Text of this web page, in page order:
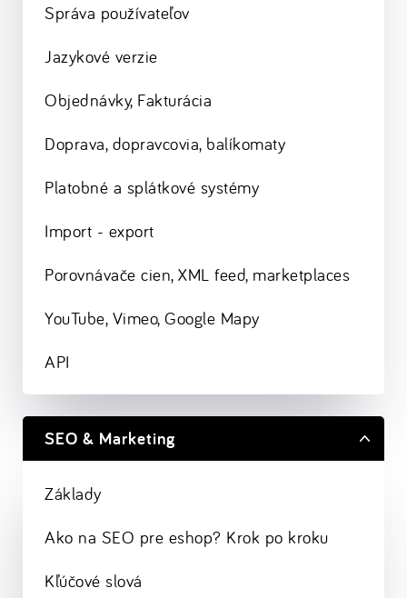
Správa používateľov
Jazykové verzie
Objednávky, Fakturácia
Doprava, dopravcovia, balíkomaty
Platobné a splátkové systémy
Import - export
Porovnávače cien, XML feed, marketplaces
YouTube, Vimeo, Google Mapy
API
SEO & Marketing
Základy
Ako na SEO pre eshop? Krok po kroku
Kľúčové slová